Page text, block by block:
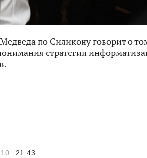
по Силикону говорит о
стратегии
21:43